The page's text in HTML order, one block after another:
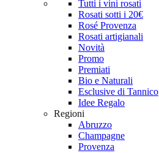
Tutti i vini rosati
Rosati sotti i 20€
Rosé Provenza
Rosati artigianali
Novità
Promo
Premiati
Bio e Naturali
Esclusive di Tannico
Idee Regalo
Regioni
Abruzzo
Champagne
Provenza